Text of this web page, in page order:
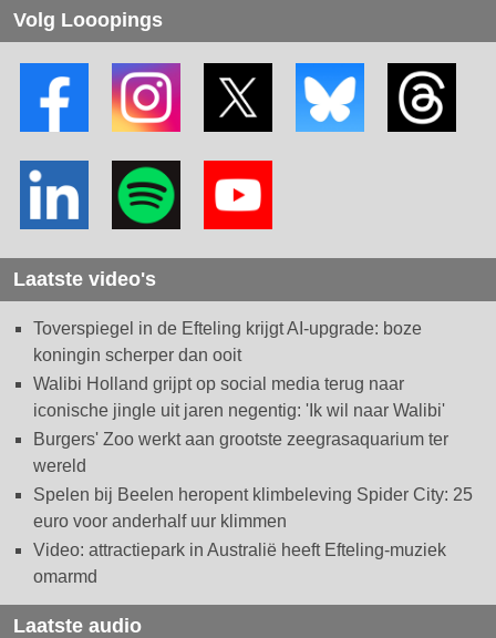
Volg Looopings
Laatste video's
Toverspiegel in de Efteling krijgt AI-upgrade: boze
koningin scherper dan ooit
Walibi Holland grijpt op social media terug naar
iconische jingle uit jaren negentig: 'Ik wil naar Walibi'
Burgers' Zoo werkt aan grootste zeegrasaquarium ter
wereld
Spelen bij Beelen heropent klimbeleving Spider City: 25
euro voor anderhalf uur klimmen
Video: attractiepark in Australië heeft Efteling-muziek
omarmd
Laatste audio